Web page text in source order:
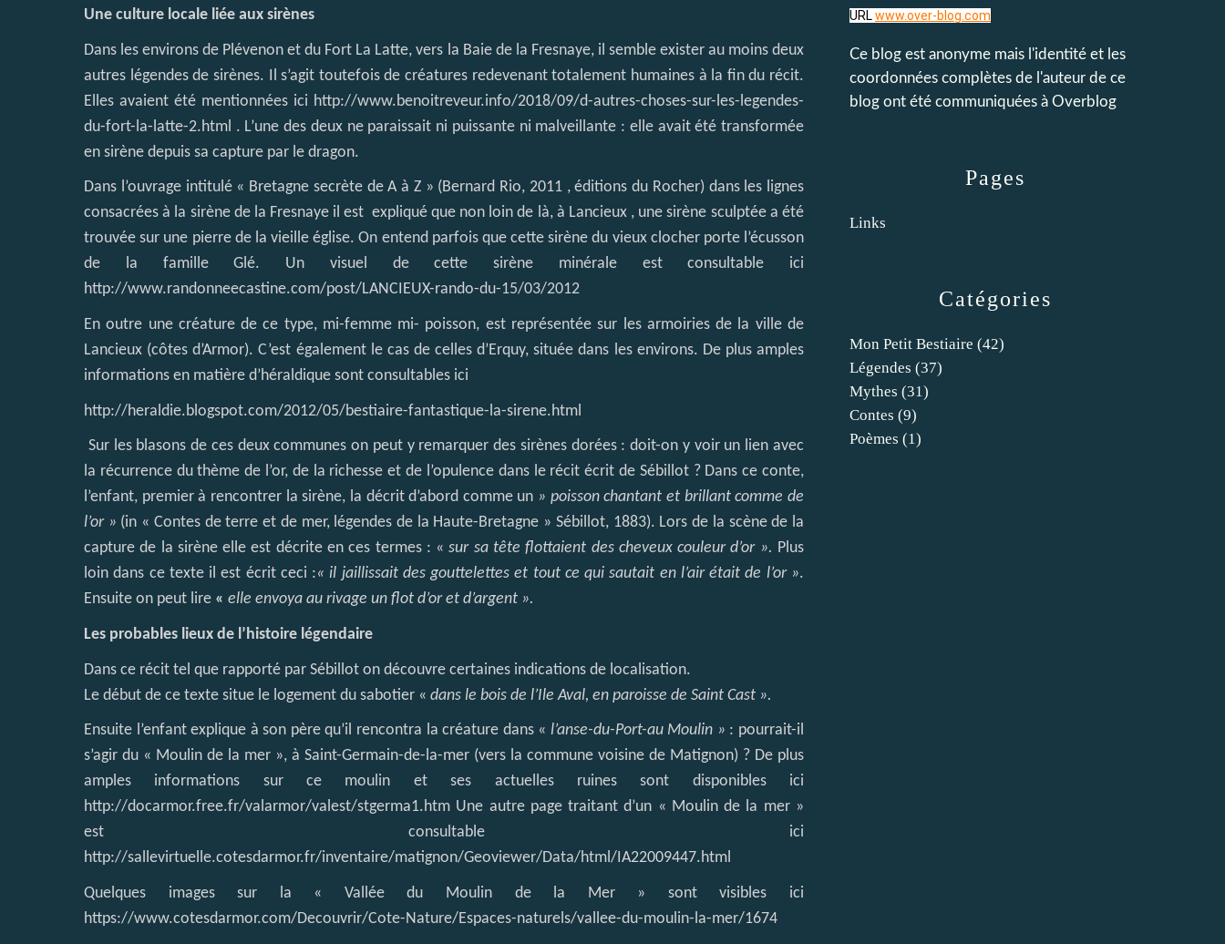
Une culture locale liée aux sirènes
Dans les environs de Plévenon et du Fort La Latte, vers la Baie de la Fresnaye, il semble exister au moins deux
autres légendes de sirènes. Il s’agit toutefois de créatures redevenant totalement humaines à la fin du récit.
Elles avaient été mentionnées ici http://www.benoitreveur.info/2018/09/d-autres-choses-sur-les-legendes-
du-fort-la-latte-2.html . L’une des deux ne paraissait ni puissante ni malveillante : elle avait été transformée
en sirène depuis sa capture par le dragon.
Dans l’ouvrage intitulé « Bretagne secrète de A à Z » (Bernard Rio, 2011 , éditions du Rocher) dans les lignes
consacrées à la sirène de la Fresnaye il est expliqué que non loin de là, à Lancieux , une sirène sculptée a été
trouvée sur une pierre de la vieille église. On entend parfois que cette sirène du vieux clocher porte l’écusson
de la famille Glé. Un visuel de cette sirène minérale est consultable ici
http://www.randonneecastine.com/post/LANCIEUX-rando-du-15/03/2012
En outre une créature de ce type, mi-femme mi- poisson, est représentée sur les armoiries de la ville de
Lancieux (côtes d’Armor). C’est également le cas de celles d’Erquy, située dans les environs. De plus amples
informations en matière d’héraldique sont consultables ici
http://heraldie.blogspot.com/2012/05/bestiaire-fantastique-la-sirene.html
Sur les blasons de ces deux communes on peut y remarquer des sirènes dorées : doit-on y voir un lien avec
la récurrence du thème de l’or, de la richesse et de l’opulence dans le récit écrit de Sébillot ? Dans ce conte,
l’enfant, premier à rencontrer la sirène, la décrit d’abord comme un » poisson chantant et brillant comme de
l’or » (in « Contes de terre et de mer, légendes de la Haute-Bretagne » Sébillot, 1883). Lors de la scène de la
capture de la sirène elle est décrite en ces termes : «sur sa tête flottaient des cheveux couleur d’or ». Plus
loin dans ce texte il est écrit ceci :« il jaillissait des gouttelettes et tout ce qui sautait en l’air était de l’or ».
Ensuite on peut lire « elle envoya au rivage un flot d’or et d’argent ».
Les probables lieux de l’histoire légendaire
Dans ce récit tel que rapporté par Sébillot on découvre certaines indications de localisation.
Le début de ce texte situe le logement du sabotier « dans le bois de l’Ile Aval, en paroisse de Saint Cast ».
Ensuite l’enfant explique à son père qu’il rencontra la créature dans « l’anse-du-Port-au Moulin » : pourrait-il
s’agir du « Moulin de la mer », à Saint-Germain-de-la-mer (vers la commune voisine de Matignon) ? De plus
amples informations sur ce moulin et ses actuelles ruines sont disponibles ici
http://docarmor.free.fr/valarmor/valest/stgerma1.htm Une autre page traitant d’un « Moulin de la mer »
est consultable ici
http://sallevirtuelle.cotesdarmor.fr/inventaire/matignon/Geoviewer/Data/html/IA22009447.html
Quelques images sur la « Vallée du Moulin de la Mer » sont visibles ici
https://www.cotesdarmor.com/Decouvrir/Cote-Nature/Espaces-naturels/vallee-du-moulin-la-mer/1674
Catégories
Mon Petit Bestiaire (42)
Légendes (37)
Mythes (31)
Contes (9)
Poèmes (1)
Pages
Links
URLwww.over-blog.com
Ce blog est anonyme mais l'identité et les
coordonnées complètes de l'auteur de ce
blog ont été communiquées à Overblog